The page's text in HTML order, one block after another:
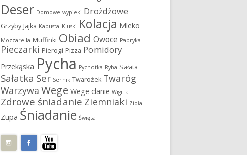
Deser Domowe wypieki Drożdżowe
Grzyby Jajka Kapusta Kluski Kolacja Mleko
Mozzarella Muffinki Obiad Owoce Papryka
Pieczarki Pierogi Pizza Pomidory
Przekąska Pycha Pychotka Ryba Sałata
Sałatka Ser Sernik Twarożek Twaróg
Warzywa Wege Wege danie Wigilia
Zdrowe śniadanie Ziemniaki Zioła
Zupa Śniadanie Święta